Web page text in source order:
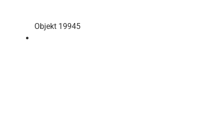
Objekt 19945